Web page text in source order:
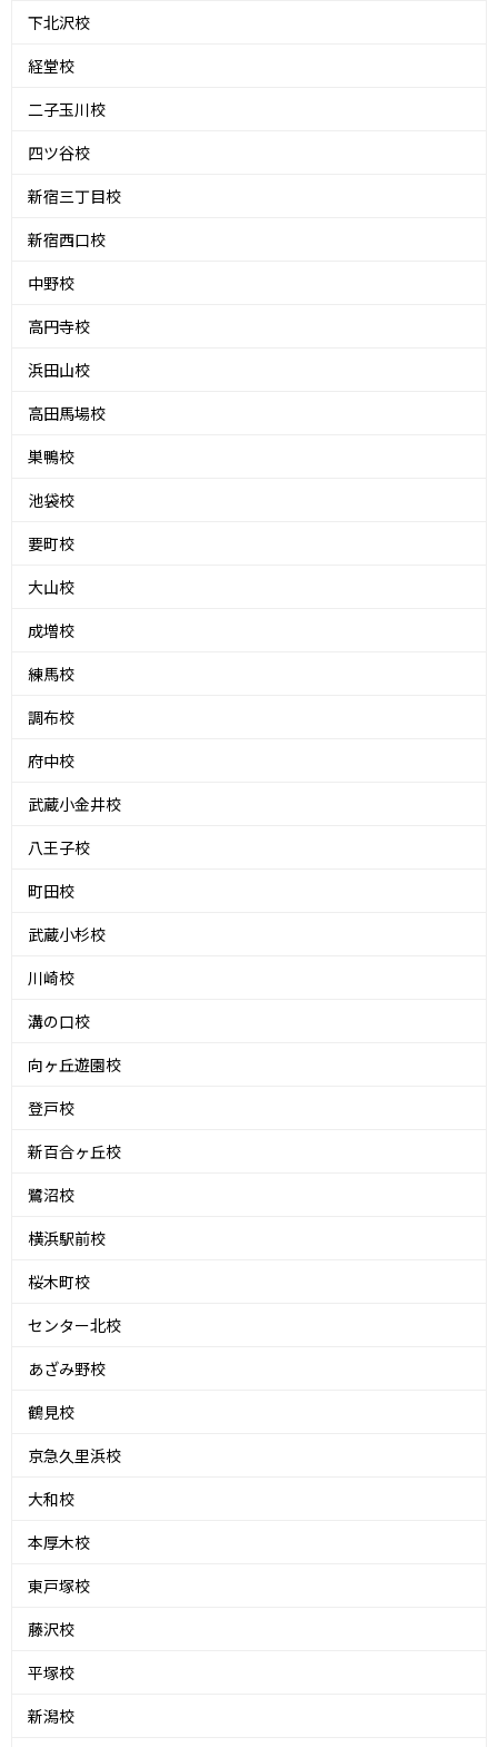
下北沢校
経堂校
二子玉川校
四ツ谷校
新宿三丁目校
新宿西口校
中野校
高円寺校
浜田山校
高田馬場校
巣鴨校
池袋校
要町校
大山校
成増校
練馬校
調布校
府中校
武蔵小金井校
八王子校
町田校
武蔵小杉校
川崎校
溝の口校
向ヶ丘遊園校
登戸校
新百合ヶ丘校
鷺沼校
横浜駅前校
桜木町校
センター北校
あざみ野校
鶴見校
京急久里浜校
大和校
本厚木校
東戸塚校
藤沢校
平塚校
新潟校